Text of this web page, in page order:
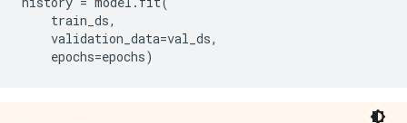
train_ds,
validation_data=val_ds,
epochs=epochs)